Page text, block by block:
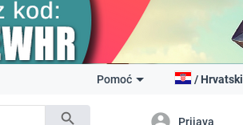
search
Pomoć / Hrvatski
Prijava